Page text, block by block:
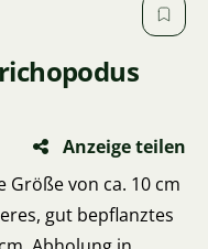
Anzeige teilen
Größe von ca. 10 cm
gut bepflanztes